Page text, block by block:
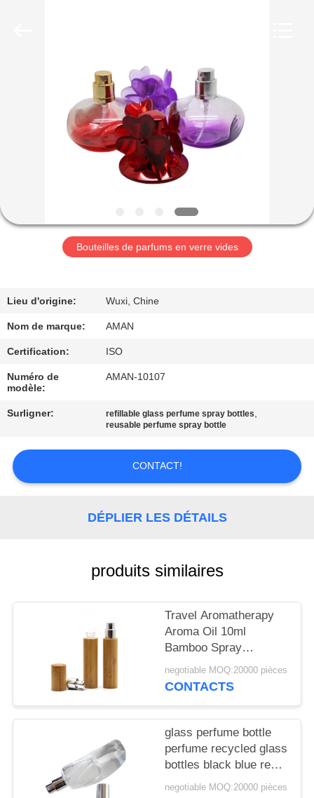
PRODUITS
LE
SPECTACLE
À
PROPOS
DE
VISITE
L'USINE
CONTACTEZ-
NOUVELLES
DEMANDEZ
Bouteilles de parfums en verre vides
Lieu d'origine: Wuxi, Chine
Nom de marque: AMAN
Certification: ISO
Numéro de
modèle:
AMAN-10107
Surligner: refillable glass perfume spray bottles,
reusable perfume spray bottle
CONTACT!
DÉPLIER LES DÉTAILS
produits similaires
Travel Aromatherapy
Aroma Oil 10ml
Bamboo Spray
Perfume Bottle With
Screw Spray Cap
negotiable MOQ:20000 pièces
CONTACTS
glass perfume bottle
perfume recycled glass
bottles black blue red
pink green cap plastic
negotiable MOQ:20000 pièces